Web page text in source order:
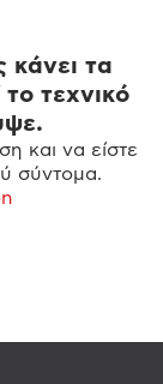
κάνει τα
τεχνικό
και να είστε
σύντομα.